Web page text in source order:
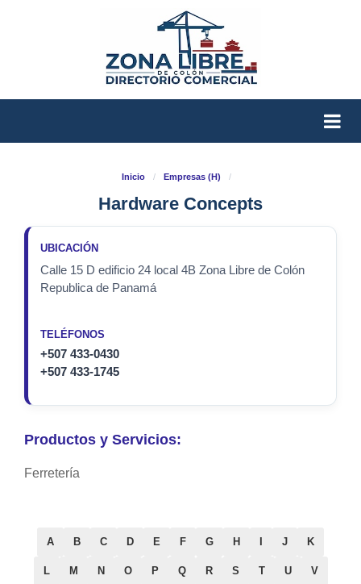
Inicio / Empresas (H) /
Hardware Concepts
UBICACIÓN
Calle 15 D edificio 24 local 4B Zona Libre de Colón
Republica de Panamá
TELÉFONOS
+507 433-0430
+507 433-1745
Productos y Servicios:
Ferretería
A B C D E F G H J K
L M N O P Q R S T U V